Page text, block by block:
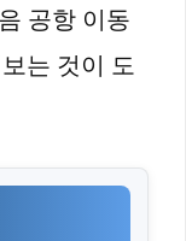
공항 이동
는 것이 도